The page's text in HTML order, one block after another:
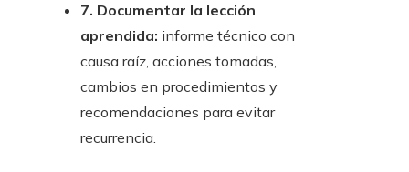
7. Documentar la lección
aprendida: informe técnico con
causa raíz, acciones tomadas,
cambios en procedimientos y
recomendaciones para evitar
recurrencia.